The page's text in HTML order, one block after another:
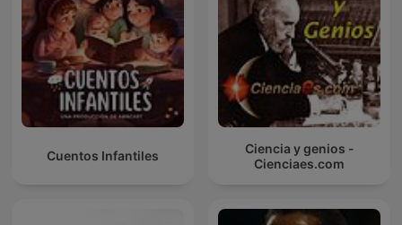
Cuentos Infantiles
Ciencia y genios -
Cienciaes.com